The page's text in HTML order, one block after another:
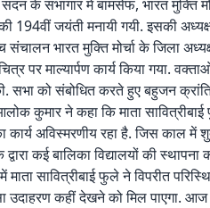
के सभागार में बामसेफ, भारत मुक्ति
194वीं जयंती मनायी गयी. इसकी
भारत मुक्ति मोर्चा के जिला
पर माल्यार्पण कार्य किया गया.
सभा को संबोधित करते हुए बहुजन
कुमार ने कहा कि माता
कार्य अविस्मरणीय रहा है. जिस काल में
कई बालिका विद्यालयों की
माता सावित्रीबाई फुले ने विपरीत
उदाहरण कहीं देखने को मिल पाएगा.